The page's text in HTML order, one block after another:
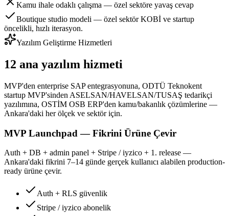
Kamu ihale odaklı çalışma — özel sektöre yavaş cevap
Boutique studio modeli — özel sektör KOBİ ve startup
öncelikli, hızlı iterasyon.
Yazılım Geliştirme Hizmetleri
12 ana yazılım hizmeti
MVP'den enterprise SAP entegrasyonuna, ODTÜ Teknokent
startup MVP'sinden ASELSAN/HAVELSAN/TUSAŞ tedarikçi
yazılımına, OSTİM OSB ERP'den kamu/bakanlık çözümlerine —
Ankara'daki her ölçek ve sektör için.
MVP Launchpad — Fikrini Ürüne Çevir
Auth + DB + admin panel + Stripe / iyzico + 1. release —
Ankara'daki fikrini 7–14 günde gerçek kullanıcı alabilen production-
ready ürüne çevir.
Auth + RLS güvenlik
Stripe / iyzico abonelik